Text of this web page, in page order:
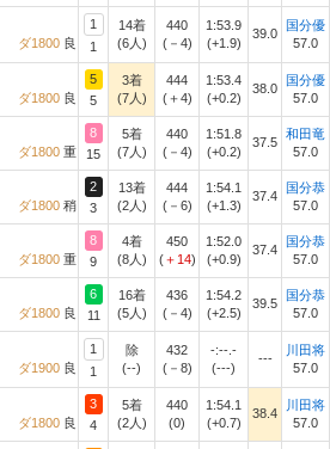
ダ1800 良
1
1
14着
(6人)
440
(－4)
1:53.9
(+1.9)
39.0
国分優
57.0
ダ1800 良
5
5
3着
(7人)
444
(＋4)
1:53.4
(+0.2)
38.0
国分優
57.0
ダ1800 重
8
15
5着
(7人)
440
(－4)
1:51.8
(+0.2)
37.5
和田竜
57.0
ダ1800 稍
2
3
13着
(2人)
444
(－6)
1:54.1
(+1.3)
37.4
国分恭
57.0
ダ1800 重
8
9
4着
(8人)
450
(＋14)
1:52.0
(+0.9)
37.4
国分恭
57.0
ダ1800 良
6
11
16着
(5人)
436
(－4)
1:54.2
(+2.5)
39.5
国分恭
57.0
ダ1900 良
1
1
除
(--)
432
(－8)
-:--.-
(---)
---
川田将
57.0
ダ1800 良
3
4
5着
(2人)
440
(0)
1:54.1
(+0.7)
38.4
川田将
57.0